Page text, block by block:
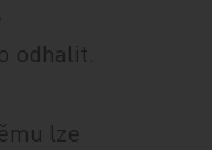
odhalit.
lze